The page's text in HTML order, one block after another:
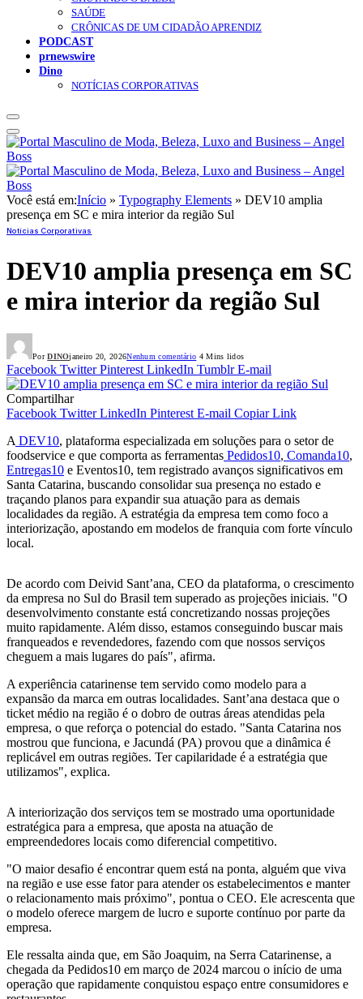
SAÚDE
CRÔNICAS DE UM CIDADÃO APRENDIZ
PODCAST
prnewswire
Dino
NOTÍCIAS CORPORATIVAS
Você está em:Início » Typography Elements » DEV10 amplia
presença em SC e mira interior da região Sul
Notícias Corporativas
DEV10 amplia presença em SC
e mira interior da região Sul
Por DINOjaneiro 20, 2026Nenhum comentário 4 Mins lidos
Facebook Twitter Pinterest LinkedIn Tumblr E-mail
Compartilhar
Facebook Twitter LinkedIn Pinterest E-mail Copiar Link
A DEV10, plataforma especializada em soluções para o setor de
foodservice e que comporta as ferramentas Pedidos10, Comanda10,
Entregas10 e Eventos10, tem registrado avanços significativos em
Santa Catarina, buscando consolidar sua presença no estado e
traçando planos para expandir sua atuação para as demais
localidades da região. A estratégia da empresa tem como foco a
interiorização, apostando em modelos de franquia com forte vínculo
local.
De acordo com Deivid Sant’ana, CEO da plataforma, o crescimento
da empresa no Sul do Brasil tem superado as projeções iniciais. "O
desenvolvimento constante está concretizando nossas projeções
muito rapidamente. Além disso, estamos conseguindo buscar mais
franqueados e revendedores, fazendo com que nossos serviços
cheguem a mais lugares do país", afirma.
A experiência catarinense tem servido como modelo para a
expansão da marca em outras localidades. Sant’ana destaca que o
ticket médio na região é o dobro de outras áreas atendidas pela
empresa, o que reforça o potencial do estado. "Santa Catarina nos
mostrou que funciona, e Jacundá (PA) provou que a dinâmica é
replicável em outras regiões. Ter capilaridade é a estratégia que
utilizamos", explica.
A interiorização dos serviços tem se mostrado uma oportunidade
estratégica para a empresa, que aposta na atuação de
empreendedores locais como diferencial competitivo.
"O maior desafio é encontrar quem está na ponta, alguém que viva
na região e use esse fator para atender os estabelecimentos e manter
o relacionamento mais próximo", pontua o CEO. Ele acrescenta que
o modelo oferece margem de lucro e suporte contínuo por parte da
empresa.
Ele ressalta ainda que, em São Joaquim, na Serra Catarinense, a
chegada da Pedidos10 em março de 2024 marcou o início de uma
operação que rapidamente conquistou espaço entre consumidores e